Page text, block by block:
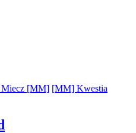
Miecz [MM] [MM] Kwestia